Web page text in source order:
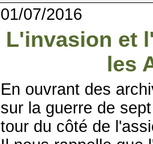
01/07/2016
L'invasion et
les
En ouvrant des
sur la guerre de
tour du côté de